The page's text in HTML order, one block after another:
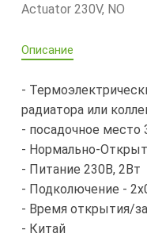
Actuator 230V, NO
Описание
-
радиатора или
- посадочное место
- Нормально-
- Питание 230В, 2Вт
- Подколючение -
- Время открытия/
- Китай